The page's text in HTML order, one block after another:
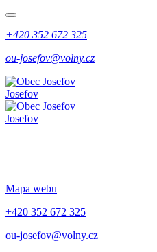
+420 352 672 325
ou-josefov@volny.cz
Josefov
Josefov
Mapa webu
+420 352 672 325
ou-josefov@volny.cz